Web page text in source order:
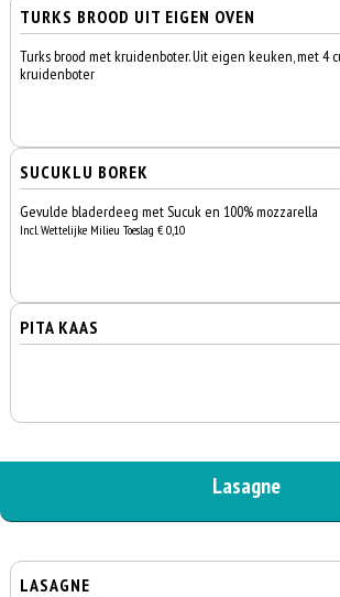
TURKS BROOD UIT EIGEN OVEN
Turks brood met kruidenboter. Uit eigen keuken, met 4
kruidenboter
SUCUKLU BOREK
Gevulde bladerdeeg met Sucuk en 100% mozzarella
Incl. Wettelijke Milieu Toeslag € 0,10
PITA KAAS
Lasagne
LASAGNE